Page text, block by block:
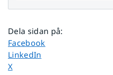
Dela sidan på:
Dela sidan på
Facebook
Dela sidan på
LinkedIn
Dela sidan på
X